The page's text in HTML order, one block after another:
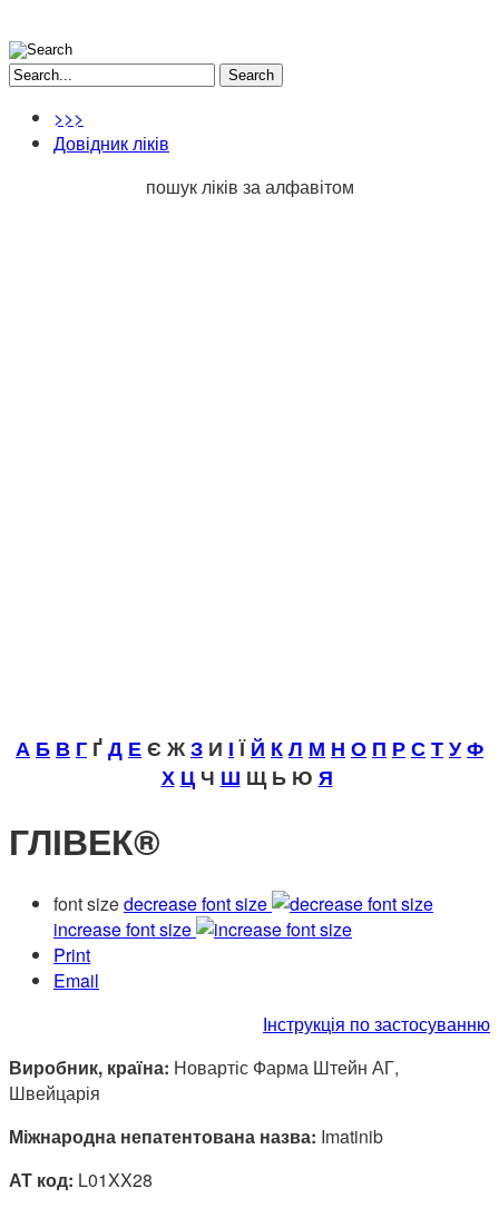
Search
>>>
Довідник ліків
пошук ліків за алфавітом
А Б В Г ҐД ЕЄ ЖЗ И ІЇЙ КЛ М Н О П РСТУФ
Х ЦЧ Ш Щ Ь Ю Я
ГЛІВЕК®
font sizedecrease font size
increase font size
Print
Email
Інструкція по застосуванню
Виробник, країна: Новартіс Фарма Штейн АГ,
Швейцарія
Міжнародна непатентована назва: Imatinib
АТ код: L01XX28